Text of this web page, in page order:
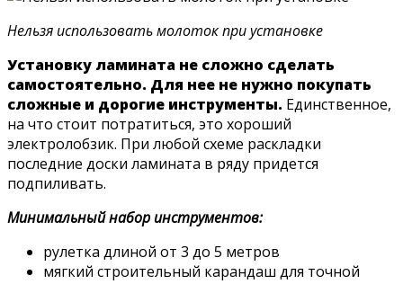
Нельзя использовать молоток при установке
Установку ламината не сложно сделать
самостоятельно. Для нее не нужно покупать
сложные и дорогие инструменты. Единственное,
на что стоит потратиться, это хороший
электролобзик. При любой схеме раскладки
последние доски ламината в ряду придется
подпиливать.
Минимальный набор инструментов:
рулетка длиной от 3 до 5 метров
мягкий строительный карандаш для точной